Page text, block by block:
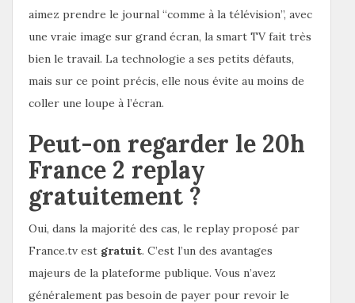
aimez prendre le journal “comme à la télévision”, avec
une vraie image sur grand écran, la smart TV fait très
bien le travail. La technologie a ses petits défauts,
mais sur ce point précis, elle nous évite au moins de
coller une loupe à l’écran.
Peut-on regarder le 20h
France 2 replay
gratuitement ?
Oui, dans la majorité des cas, le replay proposé par
France.tv est gratuit. C’est l’un des avantages
majeurs de la plateforme publique. Vous n’avez
généralement pas besoin de payer pour revoir le